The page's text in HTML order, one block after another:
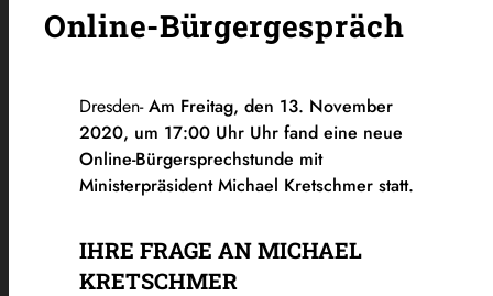
Online-Bürgergespräch
Dresden-Am Freitag, den 13. November
2020, um 17:00 Uhr Uhr fand eine neue
Online-Bürgersprechstunde mit
Ministerpräsident Michael Kretschmer statt.
IHRE FRAGE AN MICHAEL
KRETSCHMER